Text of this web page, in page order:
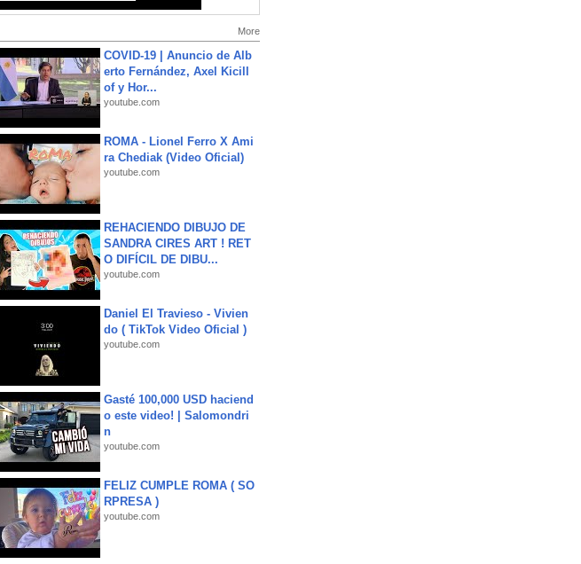
More
COVID-19 | Anuncio de Alb
erto Fernández, Axel Kicill
of y Hor...
youtube.com
ROMA - Lionel Ferro X Ami
ra Chediak (Video Oficial)
youtube.com
REHACIENDO DIBUJO DE
SANDRA CIRES ART ! RET
O DIFÍCIL DE DIBU...
youtube.com
Daniel El Travieso - Vivien
do ( TikTok Video Oficial )
youtube.com
Gasté 100,000 USD haciend
o este video! | Salomondri
n
youtube.com
FELIZ CUMPLE ROMA ( SO
RPRESA )
youtube.com